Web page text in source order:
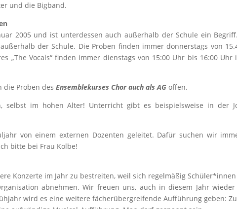
und die Bigband.
2005 und ist unterdessen auch außerhalb der Schule ein
der Schule. Die Proben finden immer donnerstags von
„The Vocals“ finden immer dienstags von 15:00 Uhr bis 16:00
die Proben des Ensemblekurses Chor auch als AG offen.
selbst im hohen Alter! Unterricht gibt es beispielsweise in der
von einem externen Dozenten geleitet. Dafür suchen wir
bitte bei Frau Kolbe!
Konzerte im Jahr zu bestreiten, weil sich regelmäßig
abnehmen. Wir freuen uns, auch in diesem Jahr
wird es eine weitere fächerübergreifende Aufführung geben: